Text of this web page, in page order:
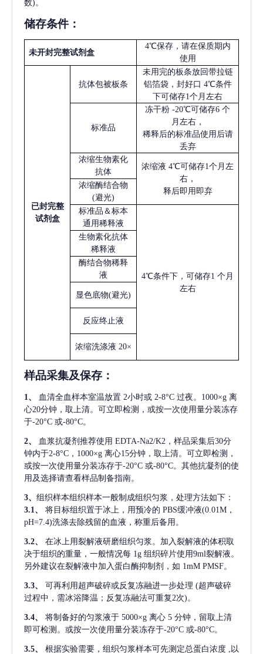
数)。
储存条件：
未开封完整试剂盒
4℃保存，请在保质期内
使用
已封完整
试剂盒
抗体包被板条
未用完的板条放回带拉链
铝箔袋，封好口 4℃条件
下可储存1个月左右
标准品
冻干粉 -20℃可储存6 个
月左右，
稀释后的标准品使用后请
丢弃
浓缩生物素化
抗体
浓缩液 4℃可储存1个月左
右，
释后即用即弃
浓缩酶结合物
(避光)
标准品＆标本
通用稀释液
4℃条件下，可储存1 个月
左右
生物素化抗体
稀释液
酶结合物稀释
液
显色底物(避光)
反应终止液
浓缩洗涤液 20×
样品采集及保存 ：
1、 血清全血样本室温放置 2小时或 2-8°C 过夜。1000×g 离
心20分钟，取上清。可立即检测，或按一次使用量分装冻存
于-20°C 或-80°C。
2、 血浆抗凝剂推荐使用 EDTA-Na2/K2，样品采集后30分
钟内于2-8°C，1000×g 离心15分钟，取上清。可立即检测，
或按一次使用量分装冻存于-20°C 或-80°C。其他抗凝剂的使
用及选择请查看样品制备指南。
3、 组织样本组织样本一般制成组织匀浆，处理方法如下：
3.1、
将目标组织置于冰上，用预冷的 PBS缓冲液(0.01M，
pH=7.4)洗涤去除残留的血液，称重后备用。
3.2、
在冰上用裂解液研磨组织匀浆。加入裂解液的体积取
决于组织的重量，一般情况每 1g 组织碎片使用9ml裂解液。
另外建议在裂解液中加入蛋白酶抑制剂，如 1mM PMSF。
3.3、 可再利用超声破碎或反复冻融进一步处理 (超声破碎
过程中，需冰浴降温；反复冻融法可重复2次)。
3.4、 将制备好的匀浆液于 5000×g 离心 5 分钟，留取上清
即可检测。或按一次使用量分装冻存于-20°C 或-80°C。
3.5、 根据实验需要，组织匀浆样本可先测定总蛋白浓度
,以